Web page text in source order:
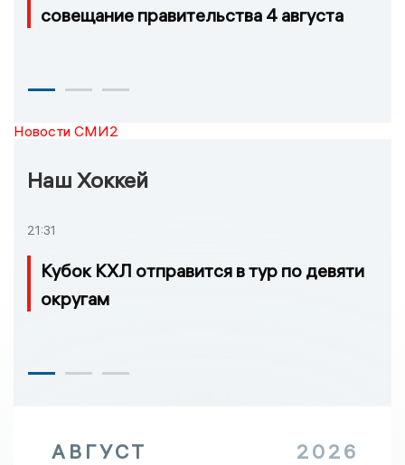
совещание правительства 4 августа
Новости СМИ2
Наш Хоккей
21:31
Кубок КХЛ отправится в тур по девяти
округам
АВГУСТ 2026